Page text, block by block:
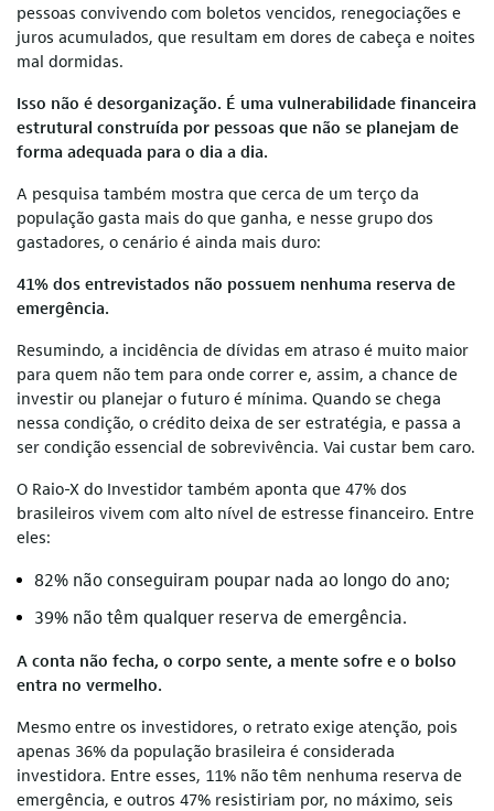
pessoas convivendo com boletos vencidos, renegociações e
juros acumulados, que resultam em dores de cabeça e noites
mal dormidas.
Isso não é desorganização. É uma vulnerabilidade financeira
estrutural construída por pessoas que não se planejam de
forma adequada para o dia a dia.
A pesquisa também mostra que cerca de um terço da
população gasta mais do que ganha, e nesse grupo dos
gastadores, o cenário é ainda mais duro:
41% dos entrevistados não possuem nenhuma reserva de
emergência.
Resumindo, a incidência de dívidas em atraso é muito maior
para quem não tem para onde correr e, assim, a chance de
investir ou planejar o futuro é mínima. Quando se chega
nessa condição, o crédito deixa de ser estratégia, e passa a
ser condição essencial de sobrevivência. Vai custar bem caro.
O Raio-X do Investidor também aponta que 47% dos
brasileiros vivem com alto nível de estresse financeiro. Entre
eles:
82% não conseguiram poupar nada ao longo do ano;
39% não têm qualquer reserva de emergência.
A conta não fecha, o corpo sente, a mente sofre e o bolso
entra no vermelho.
Mesmo entre os investidores, o retrato exige atenção, pois
apenas 36% da população brasileira é considerada
investidora. Entre esses, 11% não têm nenhuma reserva de
emergência, e outros 47% resistiriam por, no máximo, seis